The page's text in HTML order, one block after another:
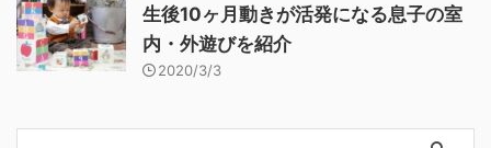
生後10ヶ月動きが活発になる息子の室
内・外遊びを紹介
2020/3/3